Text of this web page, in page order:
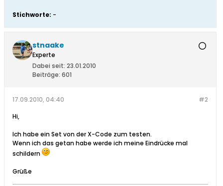
Stichworte: -
stnaake
Experte
Dabei seit: 23.01.2010
Beiträge: 601
#2
17.09.2010, 04:40
Hi,
Ich habe ein Set von der X-Code zum testen.
Wenn ich das getan habe werde ich meine Eindrücke mal
schildern
Grüße